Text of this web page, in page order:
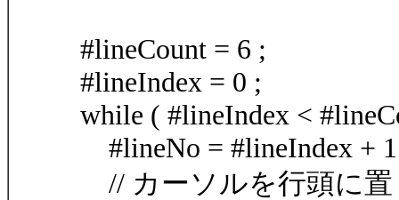
#lineCount = 6 ;
#lineIndex = 0 ;
while ( #lineIndex <
#lineNo = #lineIndex +
// カーソルを行頭に置